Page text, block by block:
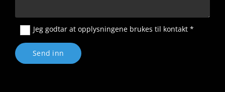
Jeg godtar at opplysningene brukes til kontakt *